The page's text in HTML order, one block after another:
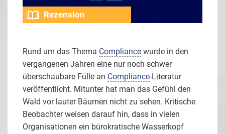
Rezension
Rund um das Thema Compliance wurde in den
vergangenen Jahren eine nur noch schwer
überschaubare Fülle an Compliance-Literatur
veröffentlicht. Mitunter hat man das Gefühl den
Wald vor lauter Bäumen nicht zu sehen. Kritische
Beobachter weisen darauf hin, dass in vielen
Organisationen ein bürokratische Wasserkopf